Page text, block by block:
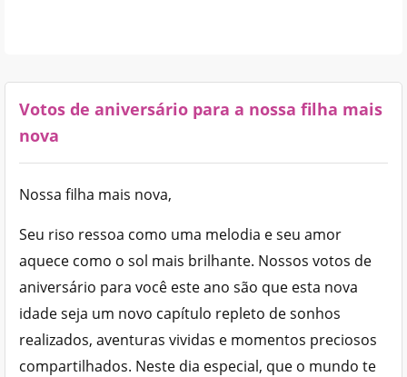
Votos de aniversário para a nossa filha mais
nova
Nossa filha mais nova,
Seu riso ressoa como uma melodia e seu amor
aquece como o sol mais brilhante. Nossos votos de
aniversário para você este ano são que esta nova
idade seja um novo capítulo repleto de sonhos
realizados, aventuras vividas e momentos preciosos
compartilhados. Neste dia especial, que o mundo te